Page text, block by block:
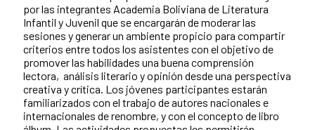
por las integrantes Academia Boliviana de Literatura
Infantil y Juvenil que se encargarán de moderar las
sesiones y generar un ambiente propicio para compartir
criterios entre todos los asistentes con el objetivo de
promover las habilidades una buena comprensión
lectora, análisis literario y opinión desde una perspectiva
creativa y crítica. Los jóvenes participantes estarán
familiarizados con el trabajo de autores nacionales e
internacionales de renombre, y con el concepto de libro